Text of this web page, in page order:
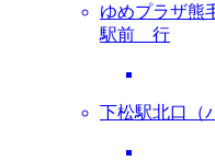
ゆめプラザ熊
駅前 行
下松駅北口